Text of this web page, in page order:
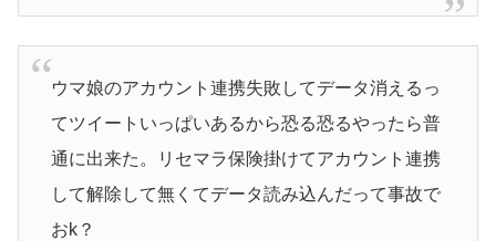
ウマ娘のアカウント連携失敗してデータ消えるっ
てツイートいっぱいあるから恐る恐るやったら普
通に出来た。リセマラ保険掛けてアカウント連携
して解除して無くてデータ読み込んだって事故で
おk？